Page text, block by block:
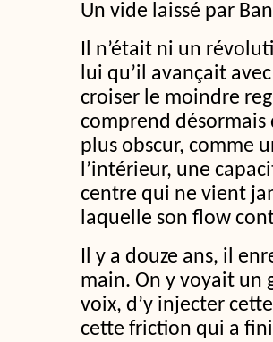
Un vide laissé par
Il n’était ni un
lui qu’il avançait
croiser le moindre
comprend désormais
plus obscur, comme
l’intérieur, une
centre qui ne vient
laquelle son flow
Il y a douze ans, il
main. On y voyait un
voix, d’y injecter
cette friction qui a